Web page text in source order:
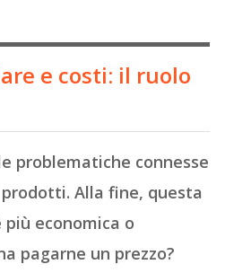
e costi: il ruolo
problematiche connesse
Alla fine, questa
economica o
pagarne un prezzo?